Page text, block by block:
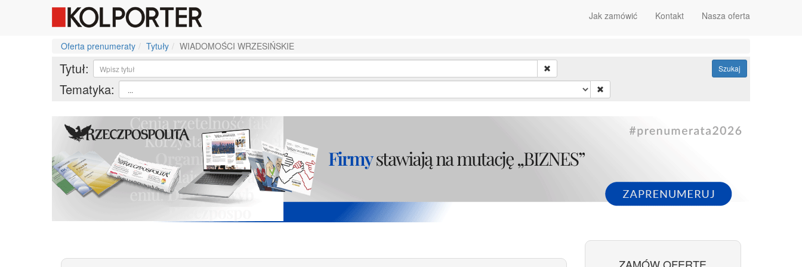
Jak zamówić Kontakt Nasza oferta
Oferta prenumeraty Tytuły WIADOMOŚCI WRZESIŃSKIE
Tytuł:
Tematyka:
Szukaj